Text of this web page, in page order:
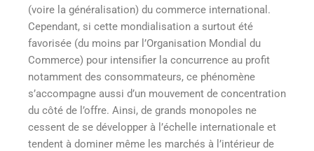
(voire la généralisation) du commerce international.
Cependant, si cette mondialisation a surtout été
favorisée (du moins par l’Organisation Mondial du
Commerce) pour intensifier la concurrence au profit
notamment des consommateurs, ce phénomène
s’accompagne aussi d’un mouvement de concentration
du côté de l’offre. Ainsi, de grands monopoles ne
cessent de se développer à l’échelle internationale et
tendent à dominer même les marchés à l’intérieur de